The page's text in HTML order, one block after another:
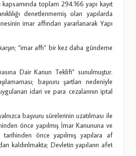
toplam 294.166 yapı kayıt
denetlenmemiş olan yapılarda
imar affından yararlanarak Yapı
“imar affı” bir kez daha gündeme
Dair Kanun Teklifi” sunulmuştur.
başvuru şartları nedeniyle
idari ve para cezalarının iptal
başvuru sürelerinin uzatılması ile
önce yapılmış İmar Kanununa ve
önce yapılmış yapılara af
kaldırılmakta; Devletin yapıların afet